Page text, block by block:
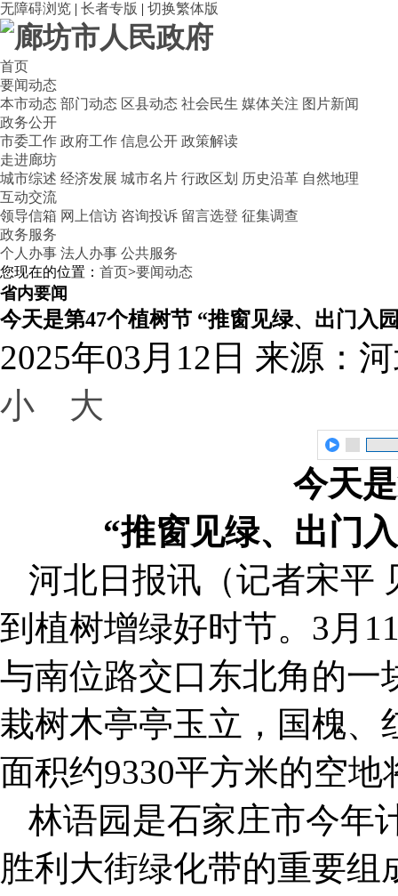
无障碍浏览 | 长者专版 | 切换繁体版
首页
要闻动态
本市动态 部门动态 区县动态 社会民生 媒体关注 图片新闻
政务公开
市委工作 政府工作 信息公开 政策解读
走进廊坊
城市综述 经济发展 城市名片 行政区划 历史沿革 自然地理
互动交流
领导信箱 网上信访 咨询投诉 留言选登 征集调查
政务服务
个人办事 法人办事 公共服务
您现在的位置： 首页>要闻动态
省内要闻
今天是第47个植树节 “推窗见绿、出门入
2025年03月12日 来源：
小
大
今天
“推窗见绿、出门
河北日报讯（记者宋平
到植树增绿好时节。3月
与南位路交口东北角的一
栽树木亭亭玉立，国槐、
面积约9330平方米的空
林语园是石家庄市今年
胜利大街绿化带的重要